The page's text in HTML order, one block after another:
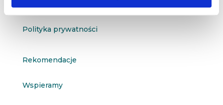
Polityka prywatności
Rekomendacje
Wspieramy